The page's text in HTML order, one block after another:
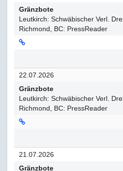
Gränzbote
Leutkirch: Schwäbischer Verl.
Richmond, BC: PressReader
22.07.2026
Gränzbote
Leutkirch: Schwäbischer Verl.
Richmond, BC: PressReader
21.07.2026
Gränzbote